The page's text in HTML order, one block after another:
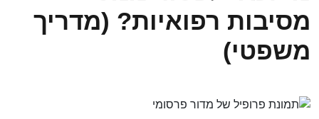
מסיבות רפואיות? (מדריך
משפטי)